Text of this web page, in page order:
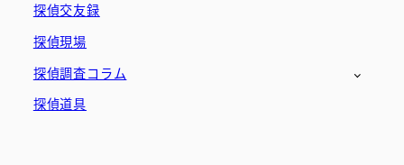
探偵交友録
探偵現場
探偵調査コラム
探偵道具